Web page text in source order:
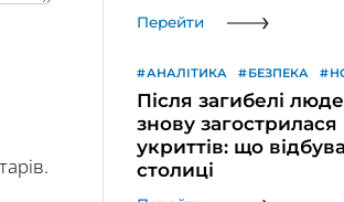
Перейти
АНАЛІТИКА БЕЗПЕКА
Після загибелі
знову
укриттів: що
столиці